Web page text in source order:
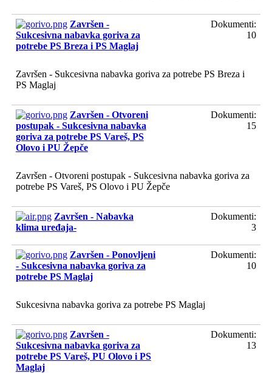
Završen -
Sukcesivna nabavka goriva za
potrebe PS Breza i PS Maglaj
Dokumenti:
10
Završen - Sukcesivna nabavka goriva za potrebe PS Breza i
PS Maglaj
Završen - Otvoreni
postupak - Sukcesivna nabavka
goriva za potrebe PS Vareš, PS
Olovo i PU Žepče
Dokumenti:
15
Završen - Otvoreni postupak - Sukcesivna nabavka goriva za
potrebe PS Vareš, PS Olovo i PU Žepče
Završen - Nabavka
klima uređaja-
Dokumenti:
3
Završen - Ponovljeni
- Sukcesivna nabavka goriva za
potrebe PS Maglaj
Dokumenti:
10
Sukcesivna nabavka goriva za potrebe PS Maglaj
Završen -
Sukcesivna nabavka goriva za
potrebe PS Vareš, PU Olovo i PS
Maglaj
Dokumenti:
13